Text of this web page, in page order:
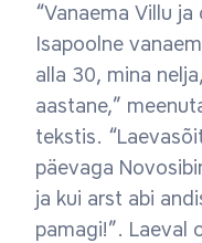
“Vanaema Villu
Isapoolne
alla 30, mina
aastane,”
tekstis.
päevaga
ja kui arst abi
pamagi!”. Laeval